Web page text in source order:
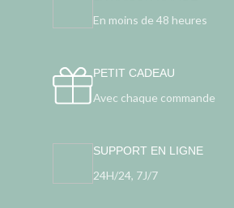
En moins de 48 heures
PETIT CADEAU
Avec chaque commande
SUPPORT EN LIGNE
24H/24, 7J/7